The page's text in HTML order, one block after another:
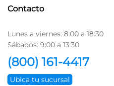
Contacto
Lunes a viernes: 8:00 a 18:30
Sábados: 9:00 a 13:30
(800) 161-4417
Ubica tu sucursal